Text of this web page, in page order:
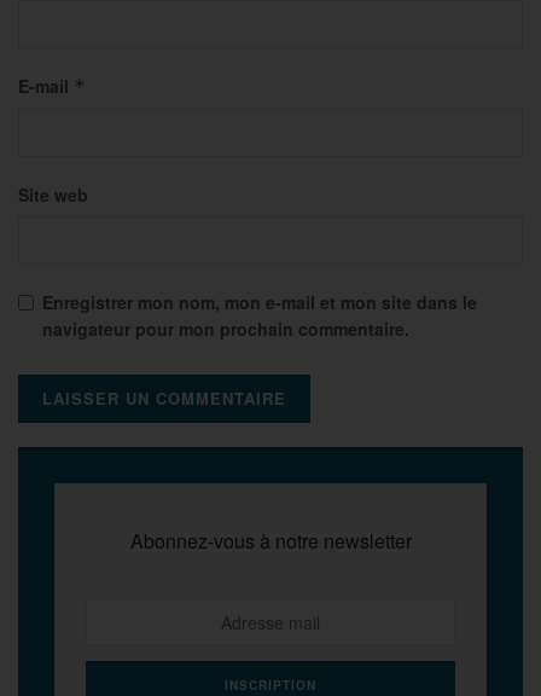
E-mail *
Site web
Enregistrer mon nom, mon e-mail et mon site dans le
navigateur pour mon prochain commentaire.
Abonnez-vous à notre newsletter